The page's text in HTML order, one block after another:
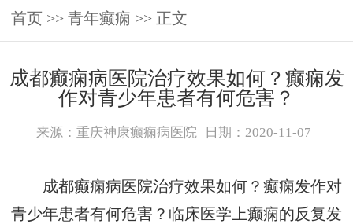
首页 >> 青年癫痫 >> 正文
成都癫痫病医院治疗效果如何？癫痫发
作对青少年患者有何危害？
来源：重庆神康癫痫病医院 日期：2020-11-07
成都癫痫病医院治疗效果如何？癫痫发作对
青少年患者有何危害？临床医学上癫痫的反复发